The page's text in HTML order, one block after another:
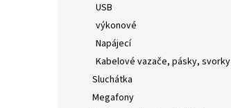
USB
výkonové
Napájecí
Kabelové vazače, pásky, svorky
Sluchátka
Megafony